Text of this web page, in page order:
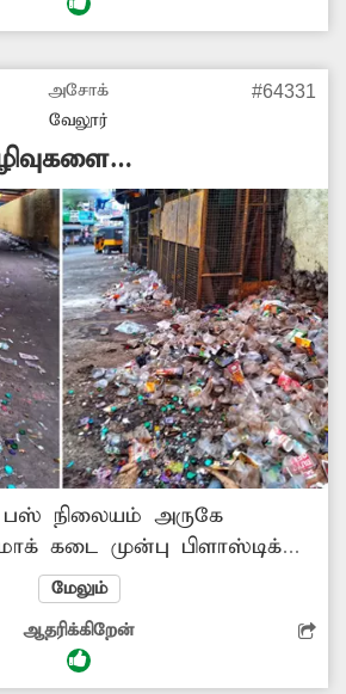
இது குறித்து
அசோக்
வேலூர்
#64331
நிலையம் அருகே
கடை முன்பு பிளாஸ்டிக்
குவிந்து கிடக்கிறது.
ஒரு சிலர் இன்னும்
வாங்கி வந்து
அதிகாரிகள்
மேலும்
ஆதரிக்கிறேன்